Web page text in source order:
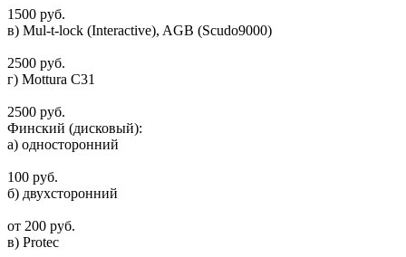
1500 руб.
в) Mul-t-lock (Interactive), AGB (Scudo9000)
2500 руб.
г) Mottura C31
2500 руб.
Финский (дисковый):
а) односторонний
100 руб.
б) двухсторонний
от 200 руб.
в) Protec